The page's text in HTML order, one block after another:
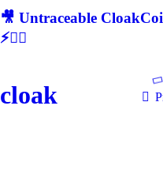
🎥 Untraceable
⚡🕵‍♂
cloak